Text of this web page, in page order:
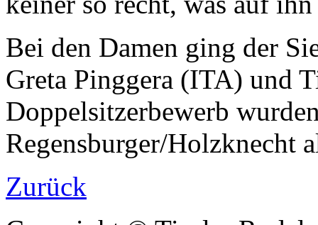
Bei den Damen ging der
Greta Pinggera (ITA) und
Doppelsitzerbewerb
Regensburger/Holzknecht
Zurück